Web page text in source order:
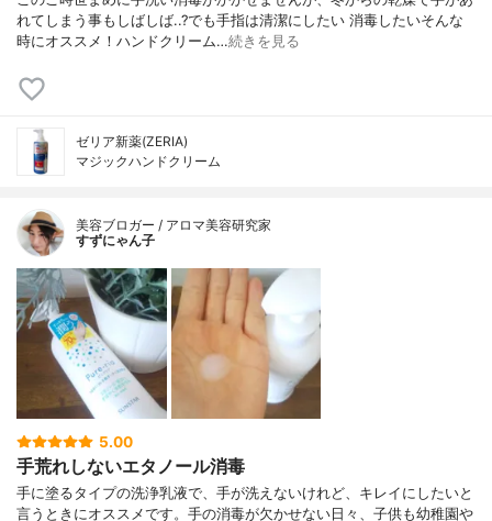
れてしまう事もしばしば..?でも手指は清潔にしたい 消毒したいそんな
時にオススメ！ハンドクリーム…続きを見る
ゼリア新薬(ZERIA)
マジックハンドクリーム
美容ブロガー / アロマ美容研究家
すずにゃん子
5.00
手荒れしないエタノール消毒
手に塗るタイプの洗浄乳液で、手が洗えないけれど、キレイにしたいと
言うときにオススメです。手の消毒が欠かせない日々、子供も幼稚園や